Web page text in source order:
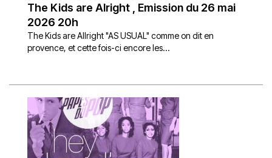
The Kids are Alright , Emission du 26 mai
2026 20h
The Kids are Allright "AS USUAL" comme on dit en
provence, et cette fois-ci encore les...